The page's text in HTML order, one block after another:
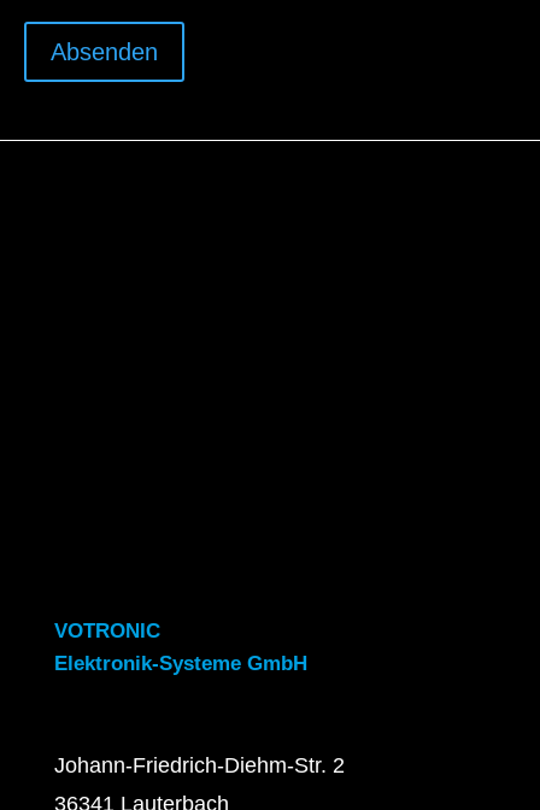
Absenden
VOTRONIC
Elektronik-Systeme GmbH
Johann-Friedrich-Diehm-Str. 2
36341 Lauterbach